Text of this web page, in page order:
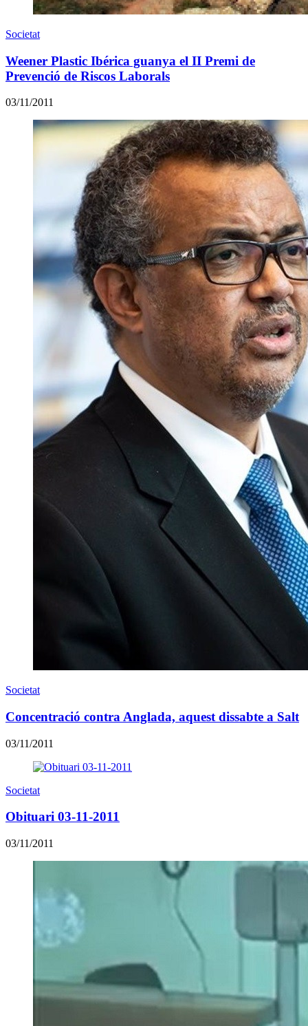
Societat
Weener Plastic Ibérica guanya el II Premi de
Prevenció de Riscos Laborals
03/11/2011
Societat
Concentració contra Anglada, aquest dissabte a Salt
03/11/2011
Societat
Obituari 03-11-2011
03/11/2011